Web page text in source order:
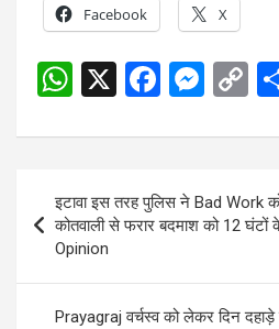
Facebook X
W
at
A
p
p
X
F
ce
o
k
M
se
n
g
C
Li
n
navigation
इटावा इस तरह पुलिस ने Bad Work
कोतवाली से फरार बदमाश को 12
Opinion
Prayagraj वर्चस्व को लेकर दिन दहाड़े